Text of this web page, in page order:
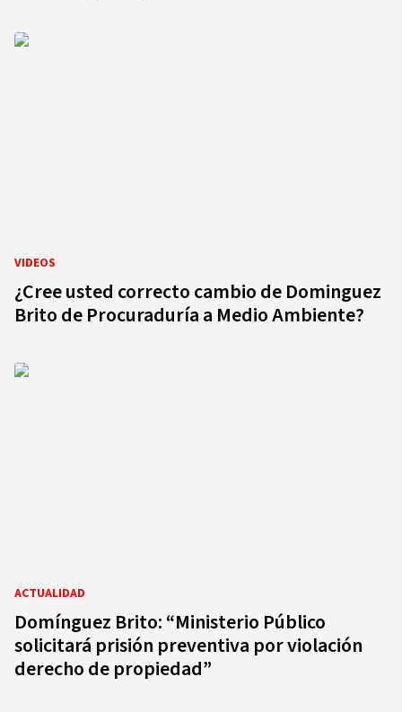
VIDEOS
¿Cree usted correcto cambio de Dominguez
Brito de Procuraduría a Medio Ambiente?
ACTUALIDAD
Domínguez Brito: “Ministerio Público
solicitará prisión preventiva por violación
derecho de propiedad”